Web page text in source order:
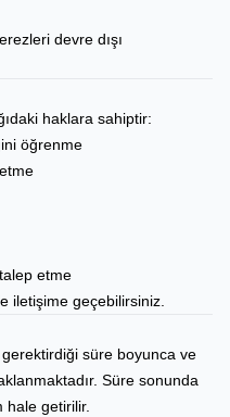
devre dışı
haklara sahiptir:
öğrenme
etme
iletişime geçebilirsiniz.
gerektirdiği süre boyunca ve
Süre sonunda
hale getirilir.